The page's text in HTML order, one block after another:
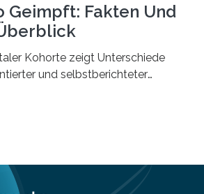
Geimpft: Fakten Und
Kohorte zeigt Unterschiede
und selbstberichteter
ansteckende Krankheit, die
endemisch. Bis das Virus
ist, ist aber auch in Deutschland